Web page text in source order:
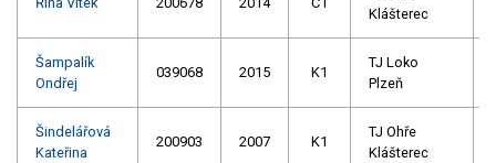
Klášterec
Šampalík
Ondřej
039068 2015 K1
TJ Loko
Plzeň
Šindelářová
Kateřina
200903 2007 K1
TJ Ohře
Klášterec